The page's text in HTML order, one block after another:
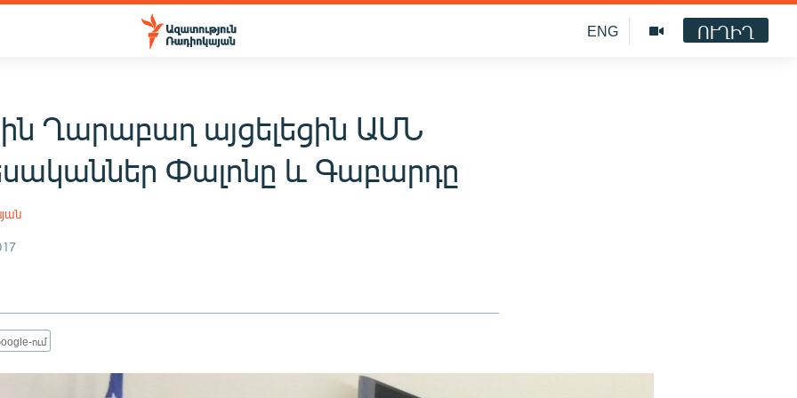
ENG ՈՒՂԻՂ
Ղարաբաղ այցելեցին ԱՄՆ
Փալոնը և Գաբարդը
ում